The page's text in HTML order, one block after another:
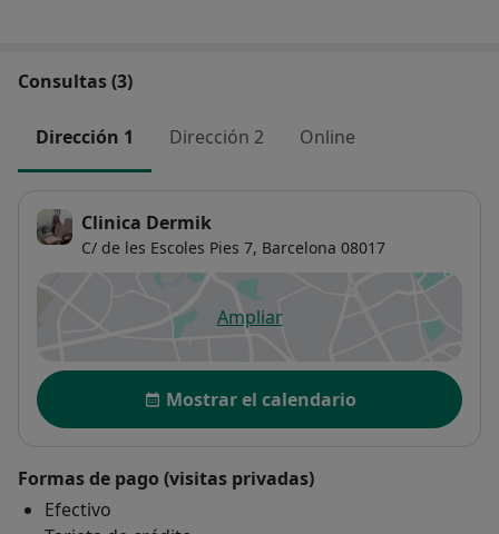
Consultas (3)
Dirección 1 Dirección 2 Online
Clinica Dermik
C/ de les Escoles Pies 7, Barcelona 08017
Ampliarse abre en una nueva
Disponibilidad
Mostrar el calendario
Formas de pago (visitas privadas)
Efectivo